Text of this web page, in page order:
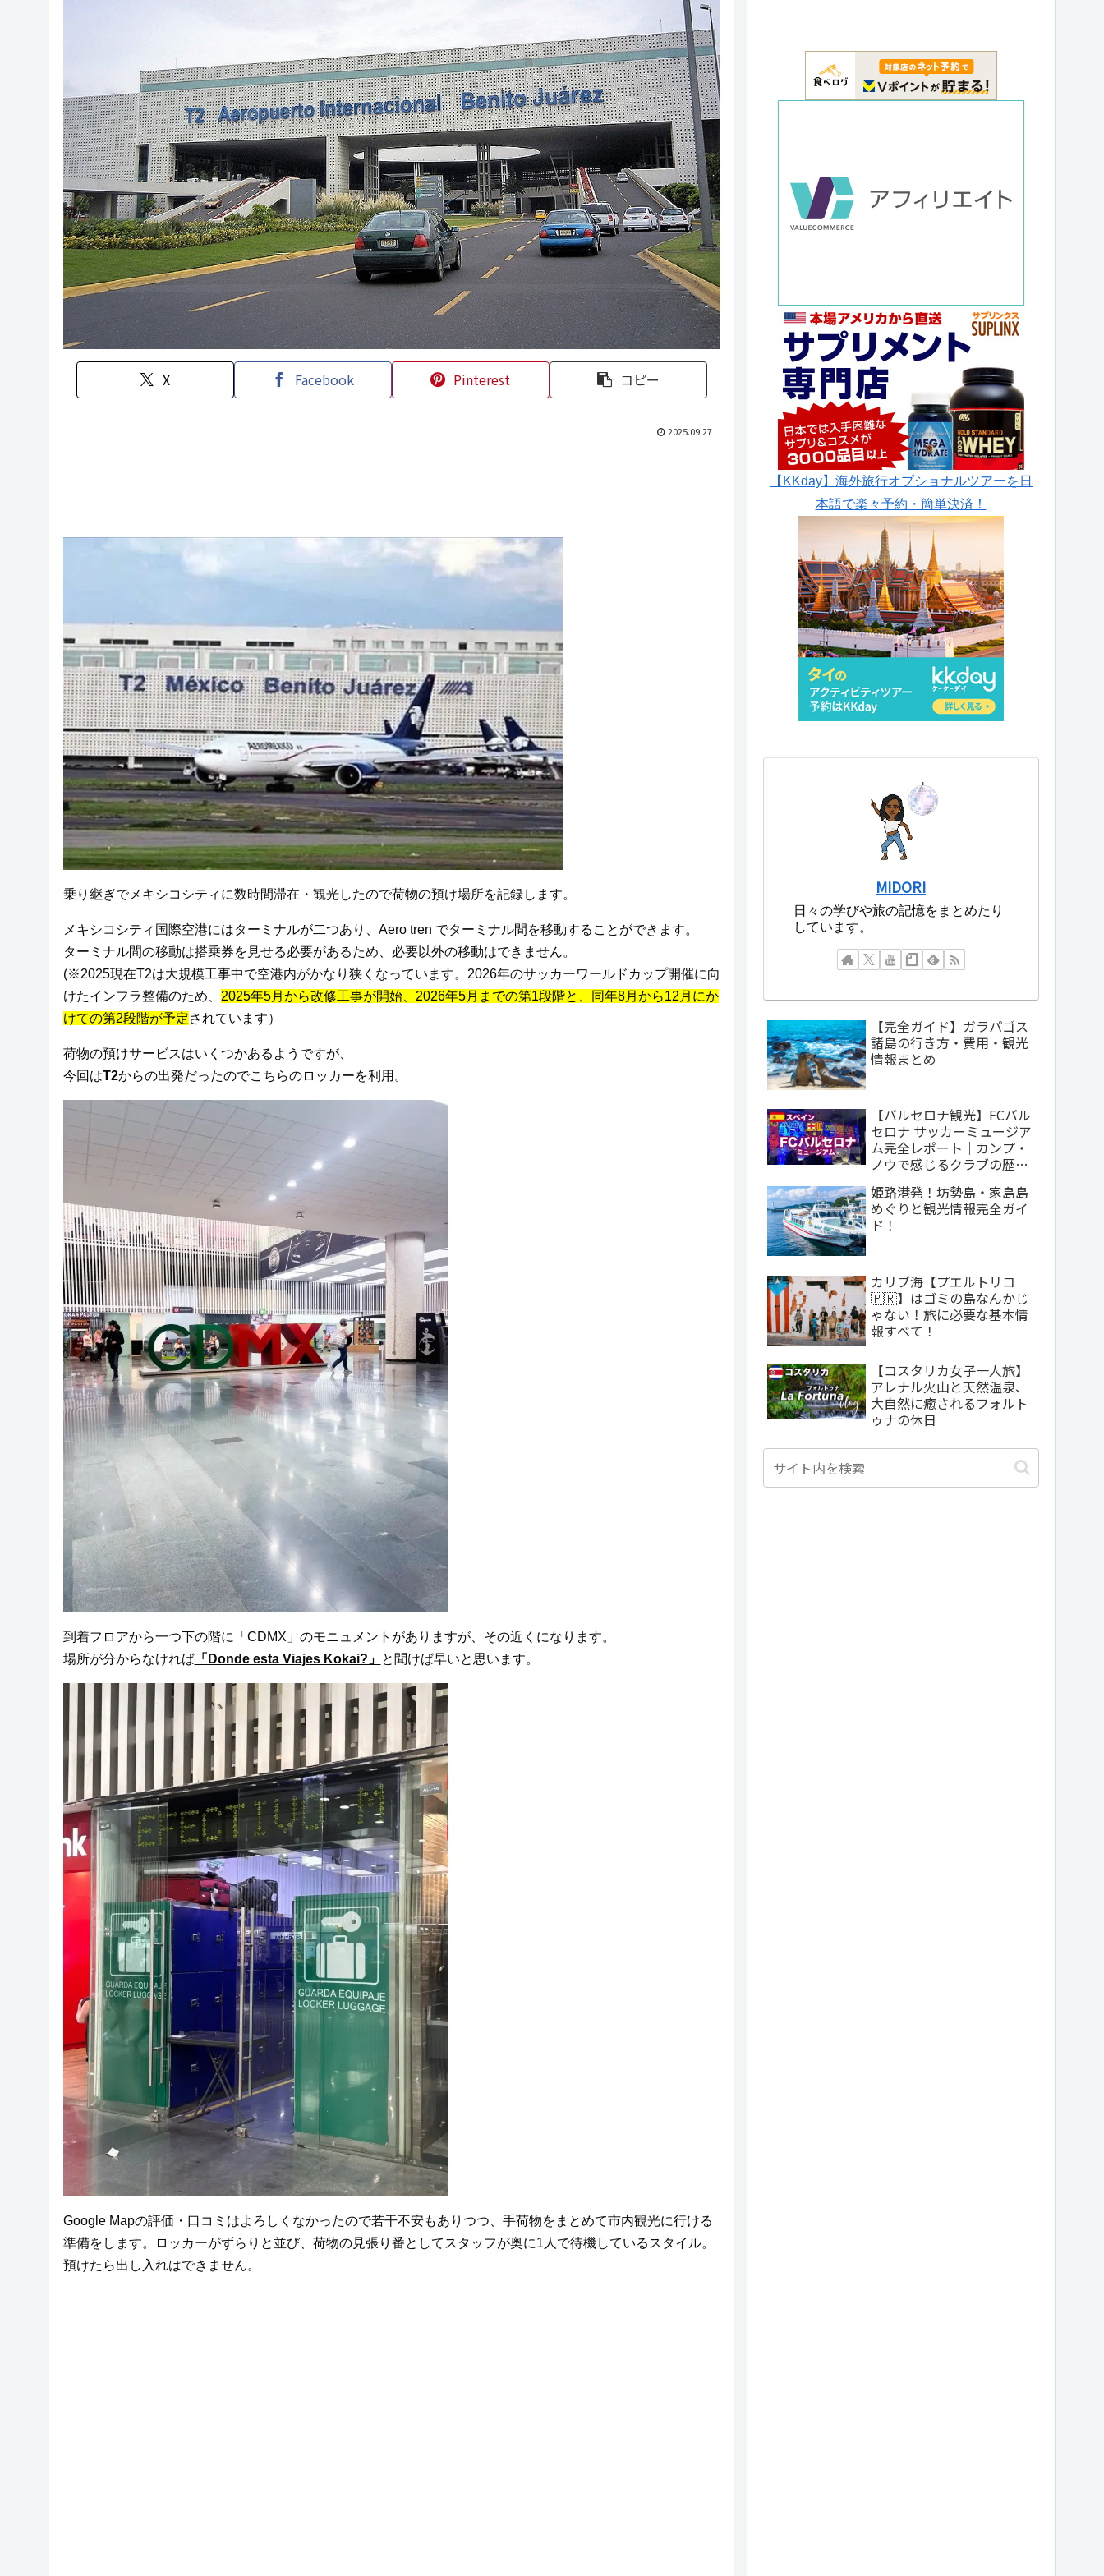
X Facebook Pinterest コピー
2025.09.27
乗り継ぎでメキシコシティに数時間滞在・観光したので荷物の預け場所を記録します。
メキシコシティ国際空港にはターミナルが二つあり、Aero tren でターミナル間を移動することができます。
ターミナル間の移動は搭乗券を見せる必要があるため、必要以外の移動はできません。
(※2025現在T2は大規模工事中で空港内がかなり狭くなっています。2026年のサッカーワールドカップ開催に向
けたインフラ整備のため、 2025年5月から改修工事が開始、2026年5月までの第1段階と、同年8月から12月にか
けての第2段階が予定されています）
荷物の預けサービスはいくつかあるようですが、
今回はT2からの出発だったのでこちらのロッカーを利用。
到着フロアから一つ下の階に「CDMX」のモニュメントがありますが、その近くになります。
場所が分からなければ「Donde esta Viajes Kokai?」 と聞けば早いと思います。
Google Mapの評価・口コミはよろしくなかったので若干不安もありつつ、手荷物をまとめて市内観光に行ける
準備をします。ロッカーがずらりと並び、荷物の見張り番としてスタッフが奥に1人で待機しているスタイル。
預けたら出し入れはできません。
【KKday】海外旅行オプショナルツアーを日
本語で楽々予約・簡単決済！
MIDORI
日々の学びや旅の記憶をまとめたり
しています。
【完全ガイド】ガラパゴス
諸島の行き方・費用・観光
情報まとめ
【バルセロナ観光】FCバル
セロナ サッカーミュージア
ム完全レポート｜カンプ・
ノウで感じるクラブの歴史
姫路港発！坊勢島・家島島
めぐりと観光情報完全ガイ
ド！
カリブ海【プエルトリコ
🇵🇷】はゴミの島なんかじ
ゃない！旅に必要な基本情
報すべて！
【コスタリカ女子一人旅】
アレナル火山と天然温泉、
大自然に癒されるフォルト
ゥナの休日